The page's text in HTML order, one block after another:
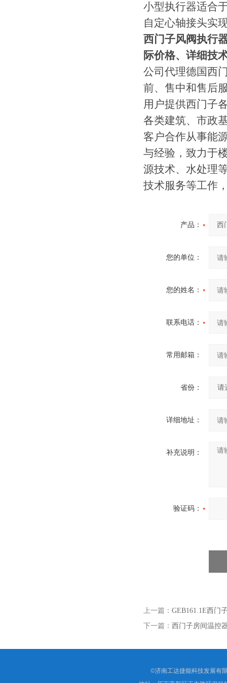
小型执行器适合
自定心轴接头实
西门子风阀执行
际价格、详细技
公司代理德国西
前、售中和售后
用户提供西门子
各类建筑、市政
客户合作从事能
与经验，致力于
源技术、水处理
技术服务等工作
产品：
您的单位：
您的姓名：
联系电话：
常用邮箱：
省份：
详细地址：
补充说明：
验证码：
上一篇： GEB161.1E西门
下一篇： 西门子房间温控
©济南工达捷能科技发展有